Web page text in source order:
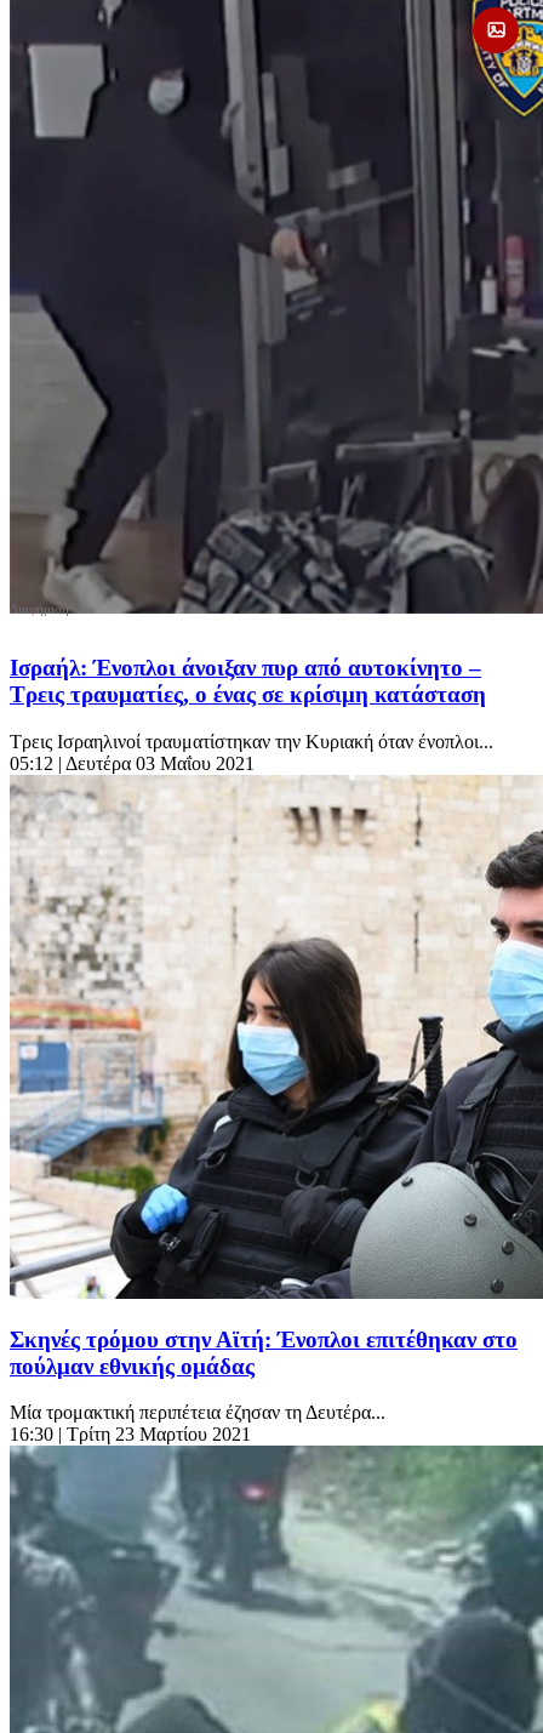
Ισραήλ: Ένοπλοι άνοιξαν πυρ από αυτοκίνητο –
Τρεις τραυματίες, ο ένας σε κρίσιμη κατάσταση
Τρεις Ισραηλινοί τραυματίστηκαν την Κυριακή όταν ένοπλοι...
05:12 | Δευτέρα 03 Μαΐου 2021
Σκηνές τρόμου στην Αϊτή: Ένοπλοι επιτέθηκαν στο
πούλμαν εθνικής ομάδας
Μία τρομακτική περιπέτεια έζησαν τη Δευτέρα...
16:30 | Τρίτη 23 Μαρτίου 2021